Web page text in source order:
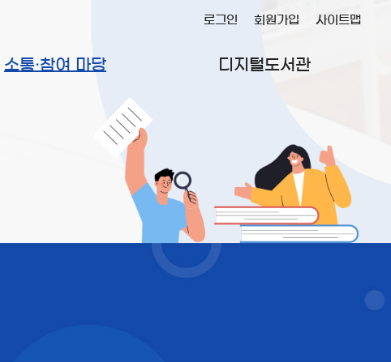
소통·참여 마당 디지털도서관
로그인 회원가입 사이트맵